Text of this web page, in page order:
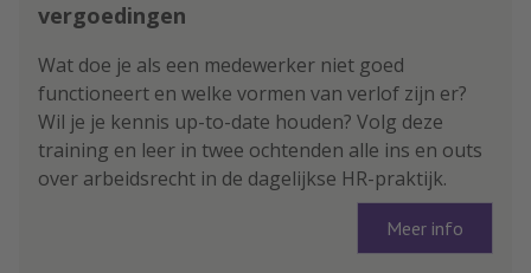
vergoedingen
Wat doe je als een medewerker niet goed
functioneert en welke vormen van verlof zijn er?
Wil je je kennis up-to-date houden? Volg deze
training en leer in twee ochtenden alle ins en outs
over arbeidsrecht in de dagelijkse HR-praktijk.
Meer info